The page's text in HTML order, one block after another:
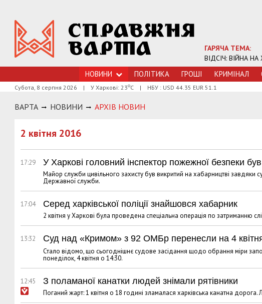
ГАРЯЧА ТЕМА:
ВІДСІЧ: ВІЙНА НА
НОВИНИ ПОЛІТИКА ГРОШI КРИМIНАЛ
Субота, 8 серпня 2026 | У Харкові: 23оС | НБУ : USD 44.35 EUR 51.1
ВАРТА НОВИНИ АРХIВ НОВИН
2 квітня 2016
17:29 У Харкові головний інспектор пожежної безпеки
Майор служби цивільного захисту був викритий на хабарництві завдяки
Державної служби.
17:04 Серед харківської поліції знайшовся хабарник
2 квітня у Харкові була проведена спеціальна операція по затриманню
13:32 Суд над «Кримом» з 92 ОМБр перенесли на 4
Стало відомо, що сьогоднішнє судове засідання щодо обрання міри
понеділок, 4 квітня о 14:30.
12:45 З поламаної канатки людей знімали рятівники
Поганий жарт: 1 квітня о 18 годині зламалася харківська канатна